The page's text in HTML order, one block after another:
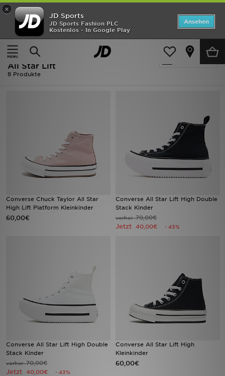
×
JD Sports
JD Sports Fashion PLC
Kostenlos - In Google Play
Ansehen
Home
Converse Sportschuhe - Converse All Star Lift
Verfeinern
Converse Sportschuhe - Converse
All Star Lift
8 Produkte
Converse Chuck Taylor All Star
High Lift Platform Kleinkinder
60,00€
Converse All Star Lift High Double
Stack Kinder
vorher70,00€
Jetzt 40,00€ - 43%
Converse All Star Lift High Double
Stack Kinder
vorher70,00€
Jetzt 40,00€ - 43%
Converse All Star Lift High
Kleinkinder
60,00€
ANGEBOTE
Neuheiten
Herren
Marken
Fußball
Sport
Hilfe & Kontakt
Geschenkgutschein
Blog